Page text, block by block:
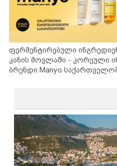
ფერმენტირებული
კანის მოვლაში - კორეული
ბრენდი Manyo